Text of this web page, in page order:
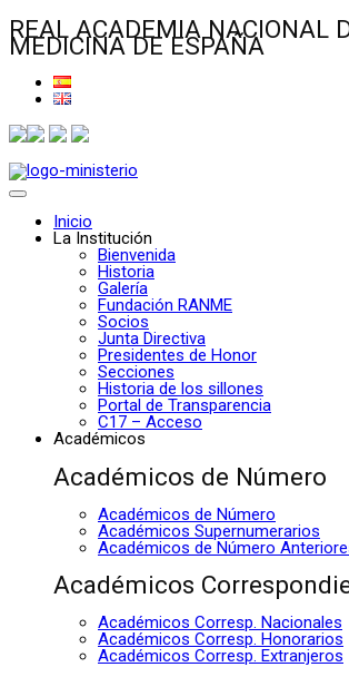
REAL ACADEMIA NACIONAL
MEDICINA DE ESPAÑA
Inicio
La Institución
Bienvenida
Historia
Galería
Fundación RANME
Socios
Junta Directiva
Presidentes de Honor
Secciones
Historia de los sillones
Portal de Transparencia
C17 – Acceso
Académicos
Académicos de Número
Académicos de Número
Académicos Supernumerarios
Académicos de Número
Académicos
Académicos Corresp. Nacionales
Académicos Corresp. Honorarios
Académicos Corresp. Extranjeros